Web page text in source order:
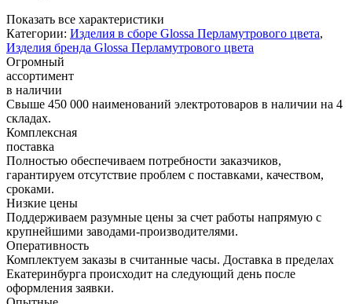
Показать все характеристики
Категории: Изделия в сборе Glossa Перламутрового цвета,
Изделия бренда Glossa Перламутрового цвета
Огромный
ассортимент
в наличии
Свыше 450 000 наименований электротоваров в наличии на 4
складах.
Комплексная
поставка
Полностью обеспечиваем потребности заказчиков,
гарантируем отсутствие проблем с поставками, качеством,
сроками.
Низкие цены
Поддерживаем разумные цены за счет работы напрямую с
крупнейшими заводами-производителями.
Оперативность
Комплектуем заказы в считанные часы. Доставка в пределах
Екатеринбурга происходит на следующий день после
оформления заявки.